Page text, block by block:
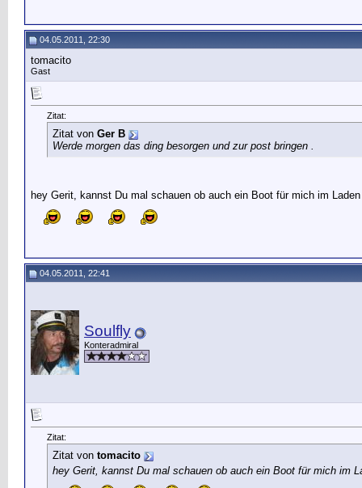
04.05.2011, 22:30
tomacito
Gast
Zitat:
Zitat von Ger B
Werde morgen das ding besorgen und zur post bringen .
hey Gerit, kannst Du mal schauen ob auch ein Boot für mich im
04.05.2011, 22:41
Soulfly
Konteradmiral
Zitat:
Zitat von tomacito
hey Gerit, kannst Du mal schauen ob auch ein Boot für mich im